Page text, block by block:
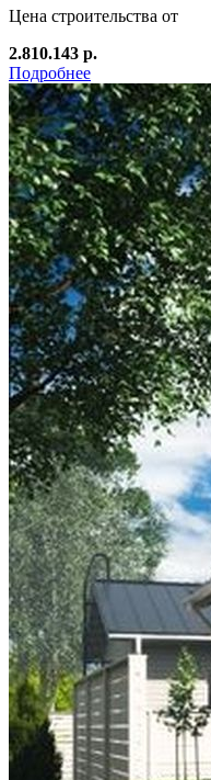
Цена строительства от
2.810.143 р.
Подробнее